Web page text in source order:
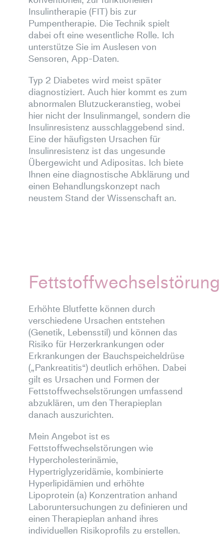
Insulintherapie (FIT) bis zur
Pumpentherapie. Die Technik spielt
dabei oft eine wesentliche Rolle. Ich
unterstütze Sie im Auslesen von
Sensoren, App-Daten.
Typ 2 Diabetes wird meist später
diagnostiziert. Auch hier kommt es zum
abnormalen Blutzuckeranstieg, wobei
hier nicht der Insulinmangel, sondern die
Insulinresistenz ausschlaggebend sind.
Eine der häufigsten Ursachen für
Insulinresistenz ist das ungesunde
Übergewicht und Adipositas. Ich biete
Ihnen eine diagnostische Abklärung und
einen Behandlungskonzept nach
neustem Stand der Wissenschaft an.
Erhöhte Blutfette können durch
verschiedene Ursachen entstehen
(Genetik, Lebensstil) und können das
Risiko für Herzerkrankungen oder
Erkrankungen der Bauchspeicheldrüse
(„Pankreatitis“) deutlich erhöhen. Dabei
gilt es Ursachen und Formen der
Fettstoffwechselstörungen umfassend
abzuklären, um den Therapieplan
danach auszurichten.
Mein Angebot ist es
Fettstoffwechselstörungen wie
Hypercholesterinämie,
Hypertriglyzeridämie, kombinierte
Hyperlipidämien und erhöhte
Lipoprotein (a) Konzentration anhand
Laboruntersuchungen zu definieren und
einen Therapieplan anhand ihres
individuellen Risikoprofils zu erstellen.